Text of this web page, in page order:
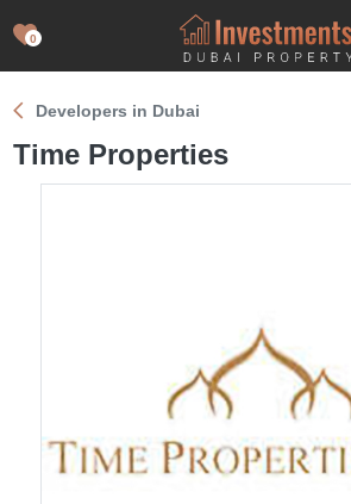
0
Developers in Dubai
Time Properties